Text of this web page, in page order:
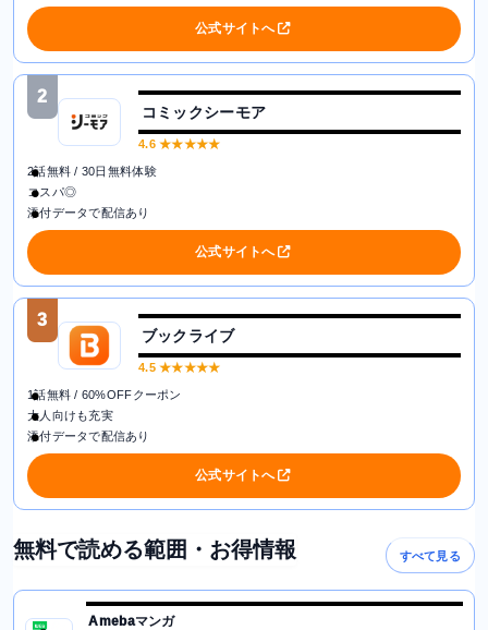
公式サイトへ
2
コミックシーモア
4.6★★★★★
2話無料 / 30日無料体験
コスパ◎
添付データで配信あり
公式サイトへ
3
ブックライブ
4.5★★★★★
1話無料 / 60%OFFクーポン
大人向けも充実
添付データで配信あり
公式サイトへ
無料で読める範囲・お得情報 すべて見る
Amebaマンガ